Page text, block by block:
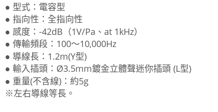
● 型式：電容型
● 指向性：全指向性
● 感度：-42dB（1V/Pa、at 1kHz）
● 傳輸頻段：100～10,000Hz
● 導線長：1.2m(Y型)
● 輸入插頭：Ø3.5mm鍍金立體聲迷你插頭 (L型)
● 重量(不含線)：約5g
※左右導線等長。